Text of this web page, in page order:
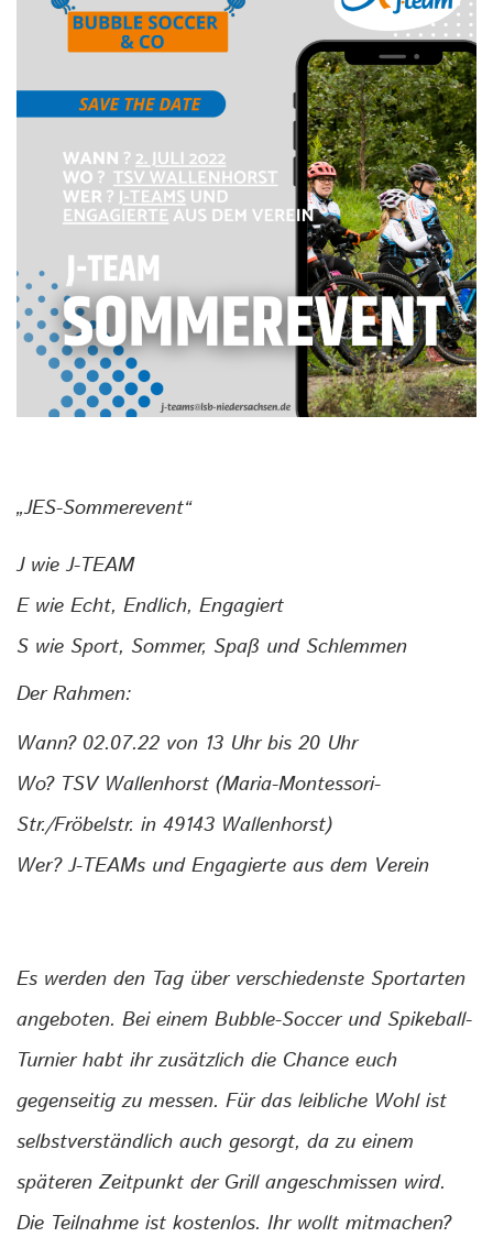
„JES-Sommerevent“
Jwie J-TEAM
Ewie Echt, Endlich, Engagiert
S wie Sport, Sommer, Spaß und Schlemmen
Der Rahmen:
Wann?02.07.22 von 13 Uhr bis 20 Uhr
Wo?TSV Wallenhorst (Maria-Montessori-
Str./Fröbelstr. in 49143 Wallenhorst)
Wer?J-TEAMs und Engagierte aus dem Verein
Es werden den Tag über verschiedenste Sportarten
angeboten. Bei einem Bubble-Soccer und Spikeball-
Turnier habt ihr zusätzlich die Chance euch
gegenseitig zu messen. Für das leibliche Wohl ist
selbstverständlich auch gesorgt, da zu einem
späteren Zeitpunkt der Grill angeschmissen wird.
Die Teilnahme ist kostenlos. Ihr wollt mitmachen?